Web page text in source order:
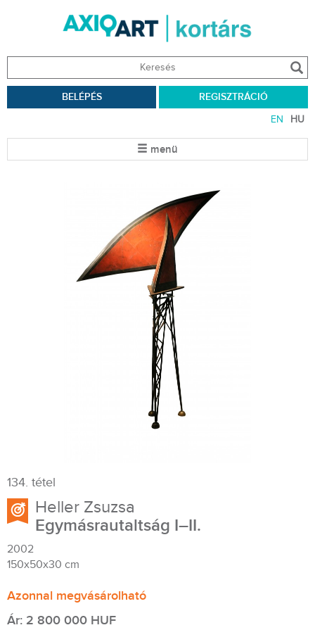
BELÉPÉS REGISZTRÁCIÓ
EN HU
menü
134. tétel
Heller Zsuzsa
Egymásrautaltság I–II.
2002
150x50x30 cm
Azonnal megvásárolható
Ár: 2 800 000 HUF